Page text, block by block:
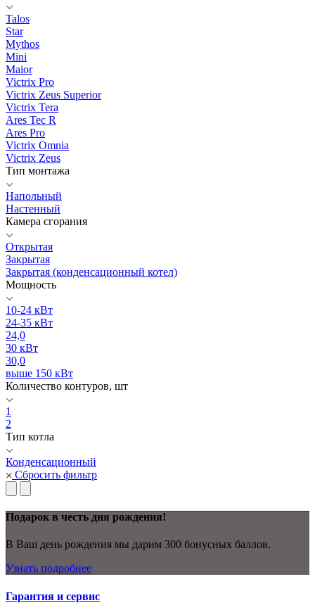
Talos
Star
Mythos
Mini
Maior
Victrix Pro
Victrix Zeus Superior
Victrix Tera
Ares Tec R
Ares Pro
Victrix Omnia
Victrix Zeus
Тип монтажа
Напольный
Настенный
Камера сгорания
Открытая
Закрытая
Закрытая (конденсационный котел)
Мощность
10-24 кВт
24-35 кВт
24,0
30 кВт
30,0
выше 150 кВт
Количество контуров, шт
1
2
Тип котла
Конденсационный
Сбросить фильтр
Подарок в честь дня рождения!
В Ваш день рождения мы дарим 300 бонусных баллов.
Узнать подробнее
Гарантия и сервис